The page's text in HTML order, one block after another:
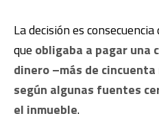
La decisión es
que obligaba a pagar una
dinero –más de
según algunas fuentes
el inmueble.